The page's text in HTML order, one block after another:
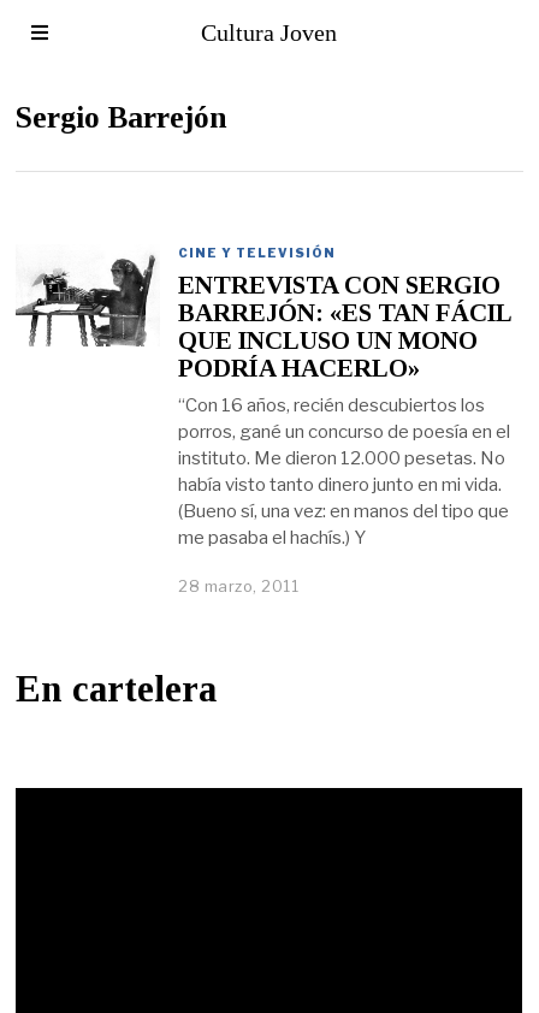
Cultura Joven
Sergio Barrejón
CINE Y TELEVISIÓN
ENTREVISTA CON SERGIO
BARREJÓN: «ES TAN FÁCIL
QUE INCLUSO UN MONO
PODRÍA HACERLO»
“Con 16 años, recién descubiertos los
porros, gané un concurso de poesía en el
instituto. Me dieron 12.000 pesetas. No
había visto tanto dinero junto en mi vida.
(Bueno sí, una vez: en manos del tipo que
me pasaba el hachís.) Y
28 marzo, 2011
En cartelera